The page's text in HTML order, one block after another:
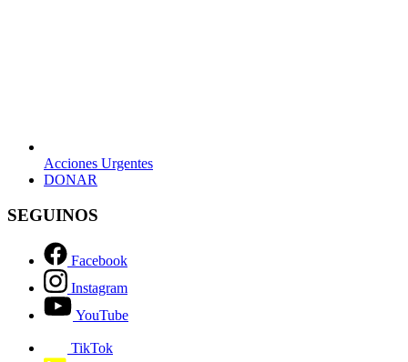
Acciones Urgentes
DONAR
SEGUINOS
Facebook
Instagram
YouTube
TikTok